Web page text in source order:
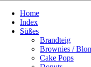
Home
Index
Süßes
Brandteig
Brownies /
Cake Pops